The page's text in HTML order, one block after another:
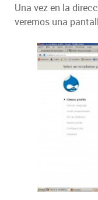
Una vez en la
veremos una